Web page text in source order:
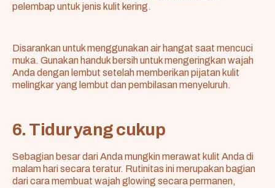
pelembap untuk jenis kulit kering.
Disarankan untuk menggunakan air hangat saat mencuci
muka. Gunakan handuk bersih untuk mengeringkan wajah
Anda dengan lembut setelah memberikan pijatan kulit
melingkar yang lembut dan pembilasan menyeluruh.
6. Tidur yang cukup
Sebagian besar dari Anda mungkin merawat kulit Anda di
malam hari secara teratur. Rutinitas ini merupakan bagian
dari cara membuat wajah glowing secara permanen,